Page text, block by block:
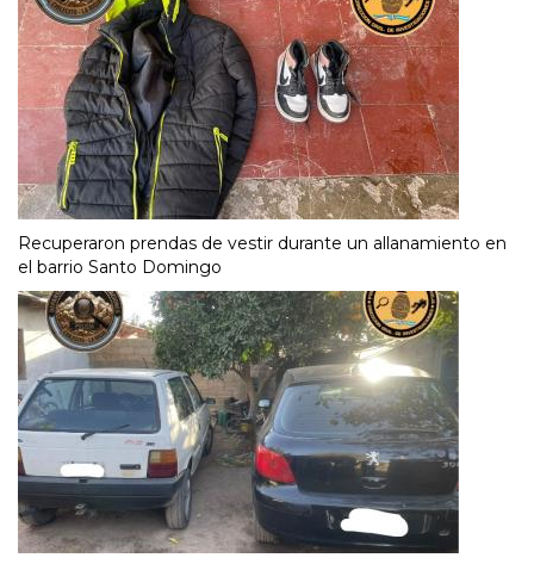
Recuperaron prendas de vestir durante un allanamiento en
el barrio Santo Domingo